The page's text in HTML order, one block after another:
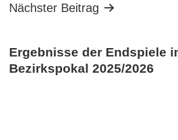
Nächster Beitrag
Ergebnisse der Endspiele
Bezirkspokal 2025/2026